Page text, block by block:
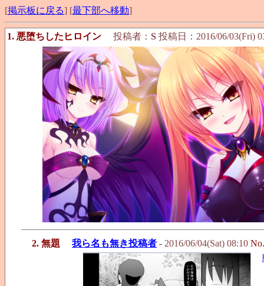
[掲示板に戻る] [最下部へ移動]
1. 悪堕ちしたヒロイン 投稿者： S 投稿日：2016/06/03(Fri)
2. 無題 我ら名も無き投稿者 - 2016/06/04(Sat) 08:10